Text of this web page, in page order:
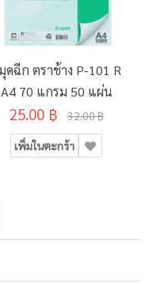
ดฉีก ตราช้าง P-101 R
A4 70 แกรม 50 แผ่น
25.00 ฿ 32.00 ฿
เพิ่มในตะกร้า